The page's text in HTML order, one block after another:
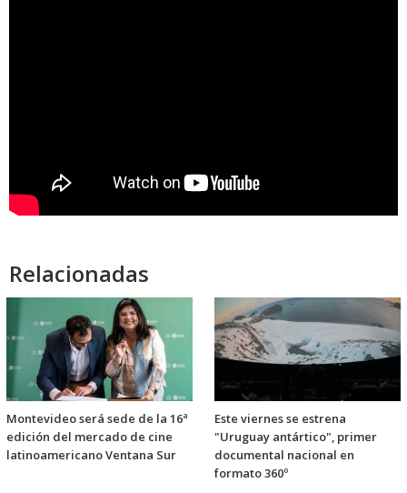
Relacionadas
Montevideo será sede de la 16ª
edición del mercado de cine
latinoamericano Ventana Sur
Este viernes se estrena
"Uruguay antártico", primer
documental nacional en
formato 360º